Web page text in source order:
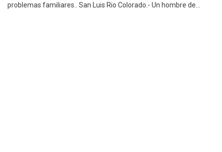
problemas familiares.. San Luis Rio Colorado.- Un hombre de